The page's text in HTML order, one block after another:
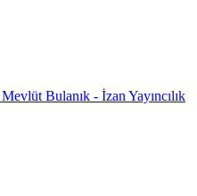
Bulanık - İzan Yayıncılık